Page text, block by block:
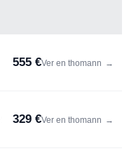
555 €Ver en thomann →
329 €Ver en thomann →